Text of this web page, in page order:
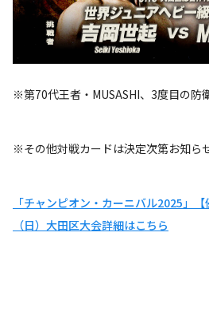
※第70代王者・MUSASHI、3度目の防
※その他対戦カードは決定次第お知ら
「チャンピオン・カーニバル2025」
（日）大田区大会詳細はこちら